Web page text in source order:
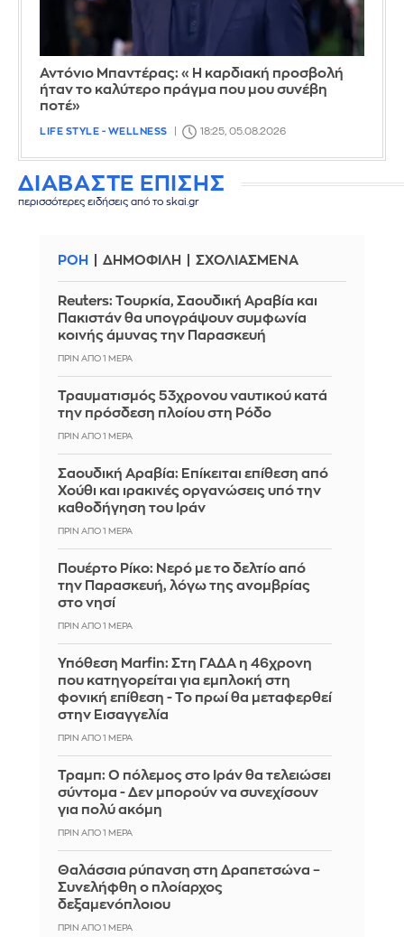
Αντόνιο Μπαντέρας: «Η καρδιακή προσβολή
ήταν το καλύτερο πράγμα που μου συνέβη
ποτέ»
LIFE STYLE - WELLNESS 18:25, 05.08.2026
ΔΙΑΒΑΣΤΕ ΕΠΙΣΗΣ
περισσότερες ειδήσεις από το skai.gr
ΡΟΗ ΔΗΜΟΦΙΛΗ ΣΧΟΛΙΑΣΜΕΝΑ
Reuters: Τουρκία, Σαουδική Αραβία και
Πακιστάν θα υπογράψουν συμφωνία
κοινής άμυνας την Παρασκευή
ΠΡΙΝ ΑΠΌ 1 ΜΈΡΑ
Τραυματισμός 53χρονου ναυτικού κατά
την πρόσδεση πλοίου στη Ρόδο
ΠΡΙΝ ΑΠΌ 1 ΜΈΡΑ
Σαουδική Αραβία: Επίκειται επίθεση από
Χούθι και ιρακινές οργανώσεις υπό την
καθοδήγηση του Ιράν
ΠΡΙΝ ΑΠΌ 1 ΜΈΡΑ
Πουέρτο Ρίκο: Νερό με το δελτίο από
την Παρασκευή, λόγω της ανομβρίας
στο νησί
ΠΡΙΝ ΑΠΌ 1 ΜΈΡΑ
Υπόθεση Marfin: Στη ΓΑΔΑ η 46χρονη
που κατηγορείται για εμπλοκή στη
φονική επίθεση - Το πρωί θα μεταφερθεί
στην Εισαγγελία
ΠΡΙΝ ΑΠΌ 1 ΜΈΡΑ
Τραμπ: Ο πόλεμος στο Ιράν θα τελειώσει
σύντομα - Δεν μπορούν να συνεχίσουν
για πολύ ακόμη
ΠΡΙΝ ΑΠΌ 1 ΜΈΡΑ
Θαλάσσια ρύπανση στη Δραπετσώνα –
Συνελήφθη ο πλοίαρχος
δεξαμενόπλοιου
ΠΡΙΝ ΑΠΌ 1 ΜΈΡΑ